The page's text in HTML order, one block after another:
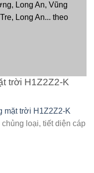
Long An, Vũng
Long An... theo
trời H1Z2Z2-K
mặt trời H1Z2Z2-K
loại, tiết diện cáp